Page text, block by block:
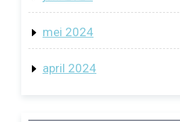
mei 2024
april 2024